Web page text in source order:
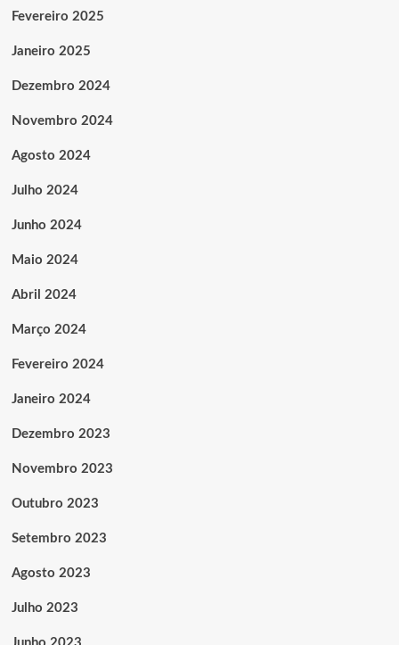
Fevereiro 2025
Janeiro 2025
Dezembro 2024
Novembro 2024
Agosto 2024
Julho 2024
Junho 2024
Maio 2024
Abril 2024
Março 2024
Fevereiro 2024
Janeiro 2024
Dezembro 2023
Novembro 2023
Outubro 2023
Setembro 2023
Agosto 2023
Julho 2023